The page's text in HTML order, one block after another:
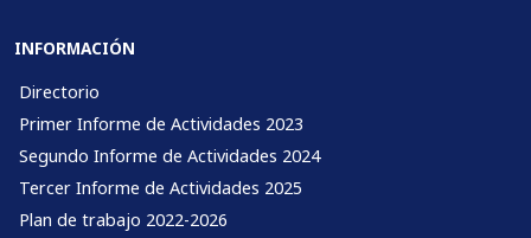
INFORMACIÓN
Directorio
Primer Informe de Actividades 2023
Segundo Informe de Actividades 2024
Tercer Informe de Actividades 2025
Plan de trabajo 2022-2026